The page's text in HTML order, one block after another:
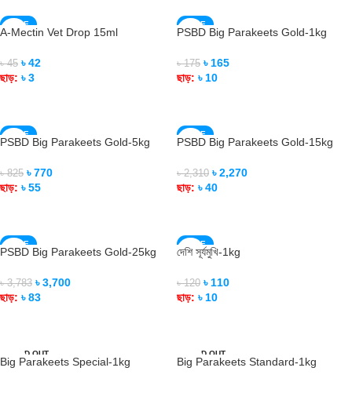
SALE
A-Mectin Vet Drop 15ml
৳45 ৳42
ছাড়: ৳3
SALE
SOLD OUT
PSBD Big Parakeets Gold-1kg
৳175 ৳ 165
ছাড়: ৳ 10
SALE
SOLD OUT
PSBD Big Parakeets Gold-5kg
৳825 ৳770
ছাড়: ৳55
SALE
SOLD OUT
PSBD Big Parakeets Gold-15kg
৳2,310 ৳2,270
ছাড়: ৳40
SALE
SOLD OUT
PSBD Big Parakeets Gold-25kg
৳3,783 ৳3,700
ছাড়: ৳83
SALE
SOLD OUT
দেশি সূর্যমুখি-1kg
৳120 ৳ 110
ছাড়: ৳ 10
SOLD OUT
Big Parakeets Special-1kg
SOLD OUT
Big Parakeets Standard-1kg